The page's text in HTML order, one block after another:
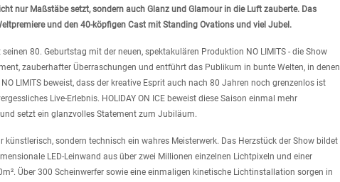
nur Maßstäbe setzt, sondern auch Glanz und Glamour in die Luft zauberte. Das
und den 40-köpfigen Cast mit Standing Ovations und viel Jubel.
seinen 80. Geburtstag mit der neuen, spektakulären Produktion NO LIMITS - die Show
zauberhafter Überraschungen und entführt das Publikum in bunte Welten, in denen
LIMITS beweist, dass der kreative Esprit auch nach 80 Jahren noch grenzenlos ist
Live-Erlebnis. HOLIDAY ON ICE beweist diese Saison einmal mehr
setzt ein glanzvolles Statement zum Jubiläum.
künstlerisch, sondern technisch ein wahres Meisterwerk. Das Herzstück der Show bildet
LED-Leinwand aus über zwei Millionen einzelnen Lichtpixeln und einer
Über 300 Scheinwerfer sowie eine einmaligen kinetische Lichtinstallation sorgen in